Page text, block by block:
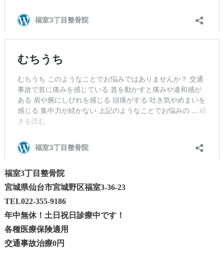
福室3丁目整骨院
宮城県仙台市宮城野区福室3-36-23
TEL022-355-9186
年中無休！土日祝日診療中です！
各種医療保険適用
交通事故治療0円